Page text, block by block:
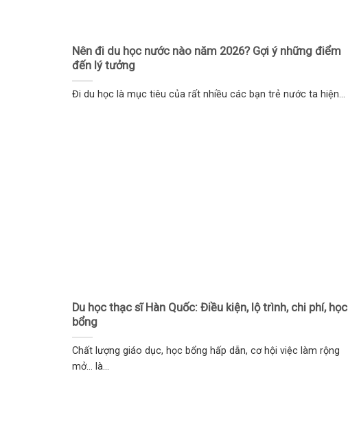
Nên đi du học nước nào năm 2026? Gợi ý những điểm
đến lý tưởng
Đi du học là mục tiêu của rất nhiều các bạn trẻ nước ta hiện...
Du học thạc sĩ Hàn Quốc: Điều kiện, lộ trình, chi phí, học
bổng
Chất lượng giáo dục, học bổng hấp dẫn, cơ hội việc làm rộng
mở… là...